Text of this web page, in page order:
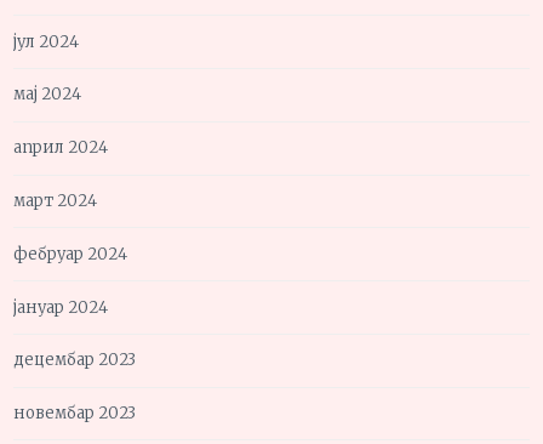
јул 2024
мај 2024
април 2024
март 2024
фебруар 2024
јануар 2024
децембар 2023
новембар 2023